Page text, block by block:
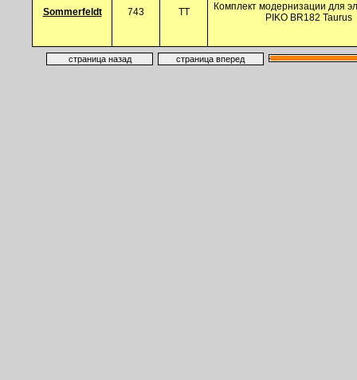
Sommerfeldt 743 TT
Комплект модернизации для
PIKO BR182 Taurus